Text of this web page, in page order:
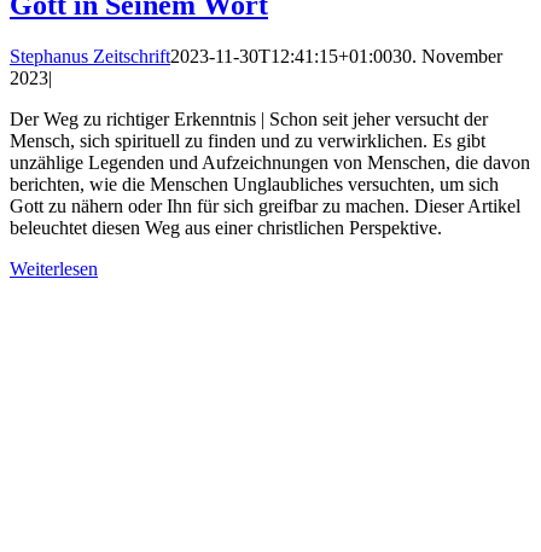
Stephanus Zeitschrift2023-11-30T12:41:15+01:0030. November
2023|
Der Weg zu richtiger Erkenntnis | Schon seit jeher versucht der
Mensch, sich spirituell zu finden und zu verwirklichen. Es gibt
unzählige Legenden und Aufzeichnungen von Menschen, die davon
berichten, wie die Menschen Unglaubliches versuchten, um sich
Gott zu nähern oder Ihn für sich greifbar zu machen. Dieser Artikel
beleuchtet diesen Weg aus einer christlichen Perspektive.
Weiterlesen